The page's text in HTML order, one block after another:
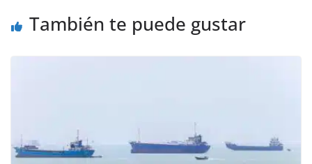
k
También te puede gustar